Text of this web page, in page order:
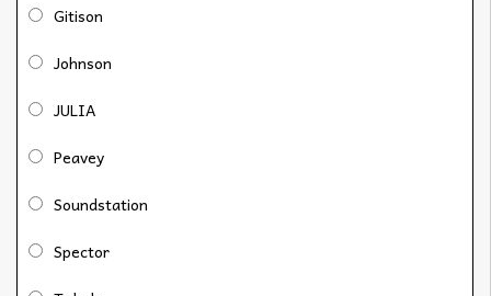
Gitison
Johnson
JULIA
Peavey
Soundstation
Spector